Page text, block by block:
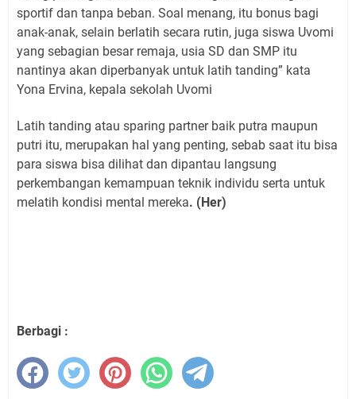
sportif dan tanpa beban. Soal menang, itu bonus bagi
anak-anak, selain berlatih secara rutin, juga siswa Uvomi
yang sebagian besar remaja, usia SD dan SMP itu
nantinya akan diperbanyak untuk latih tanding” kata
Yona Ervina, kepala sekolah Uvomi
Latih tanding atau sparing partner baik putra maupun
putri itu, merupakan hal yang penting, sebab saat itu bisa
para siswa bisa dilihat dan dipantau langsung
perkembangan kemampuan teknik individu serta untuk
melatih kondisi mental mereka. (Her)
Berbagi :